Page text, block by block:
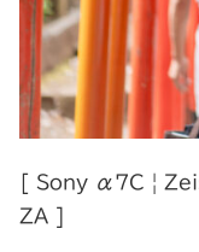
[ Sony α7C |
ZA ]